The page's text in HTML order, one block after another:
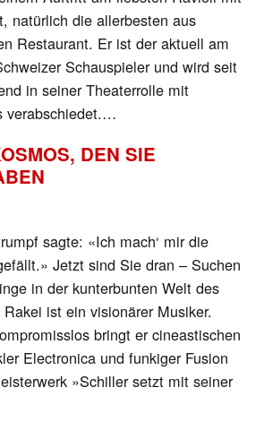
natürlich die allerbesten aus
Restaurant. Er ist der aktuell am
Schauspieler und wird seit
in seiner Theaterrolle mit
verabschiedet.…
DEN SIE
sagte: «Ich mach‘ mir die
Jetzt sind Sie dran – Suchen
in der kunterbunten Welt des
ist ein visionärer Musiker.
bringt er cineastischen
Electronica und funkiger Fusion
»Schiller setzt mit seiner